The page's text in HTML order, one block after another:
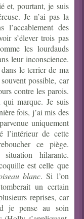
et, pourtant, je suis
Je n’ai pas la
l’accablement des
s’élever trois pas
les lourdauds
leur inconscience.
le terrier de ma
possible, car
contre les parois.
qui marque. Je suis
fois, j’ai mis des
uniquement
l’intérieur de cette
ce piège.
hilarante.
est celle que
blanc. Si l’on
un certain
reprises, car
je pense au soin